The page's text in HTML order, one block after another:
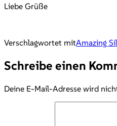
Liebe Grüße
Verschlagwortet mitAmazing
Schreibe einen
Deine E-Mail-Adresse wird